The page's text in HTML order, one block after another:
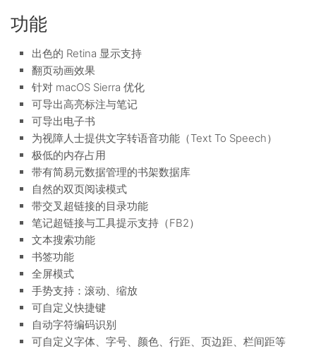
功能
出色的 Retina 显示支持
翻页动画效果
针对 macOS Sierra 优化
可导出高亮标注与笔记
可导出电子书
为视障人士提供文字转语音功能（Text To Speech）
极低的内存占用
带有简易元数据管理的书架数据库
自然的双页阅读模式
带交叉超链接的目录功能
笔记超链接与工具提示支持（FB2）
文本搜索功能
书签功能
全屏模式
手势支持：滚动、缩放
可自定义快捷键
自动字符编码识别
可自定义字体、字号、颜色、行距、页边距、栏间距等